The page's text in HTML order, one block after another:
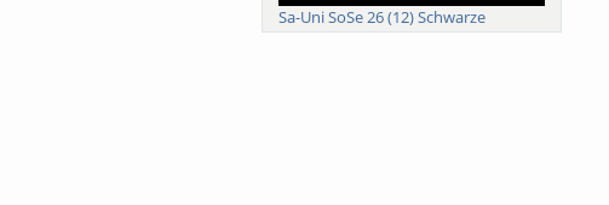
Sa-Uni SoSe 26 (12) Schwarze